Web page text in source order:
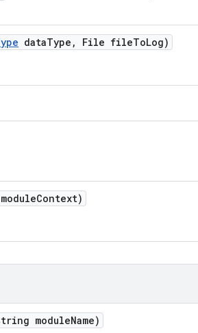
dataType , File fileToLog)
moduleContext)
moduleName)